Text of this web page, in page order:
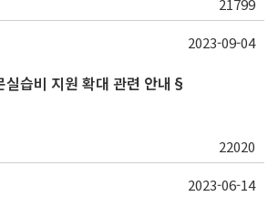
21799
습비 지원 확대 관련 안내§
22020
2023-09-04
2023-06-14